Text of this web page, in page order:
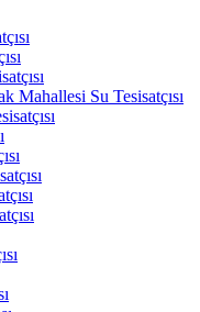
Mahallesi Su Tesisatçısı